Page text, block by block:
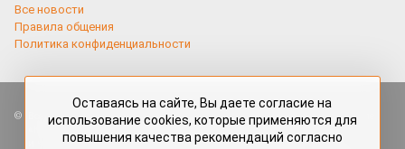
Все новости
Правила общения
Политика конфиденциальности
Все права защищены. Любые материалы, размещённые на портале
«Красраб.ру» сотрудниками редакции, нештатными авторами
и читателями, являются объектами авторского права. Полное или
Оставаясь на сайте, Вы даете согласие на
использование cookies, которые применяются для
повышения качества рекомендаций согласно